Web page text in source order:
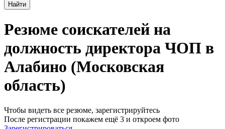
Найти
Резюме соискателей на
должность директора ЧОП в
Алабино (Московская
область)
Чтобы видеть все резюме, зарегистрируйтесь
После регистрации покажем ещё 3 и откроем фото